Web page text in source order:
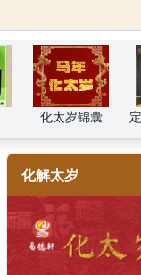
化太岁锦囊
化解太岁